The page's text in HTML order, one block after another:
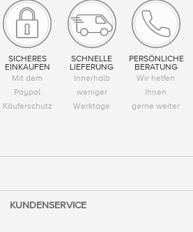
SICHERES
EINKAUFEN
Mit dem
Paypal
Käuferschutz
SCHNELLE
LIEFERUNG
Innerhalb
weniger
Werktage
PERSÖNLICHE
BERATUNG
Wir helfen
Ihnen
gerne weiter
KUNDENSERVICE